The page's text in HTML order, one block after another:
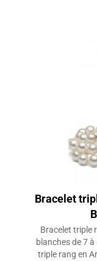
Bracelet
Bracelet triple
blanches de 7
triple rang en